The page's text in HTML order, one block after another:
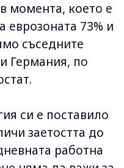
момента, което е
еврозоната 73% и
съседните
Германия, по
си е поставило
заетостта до
работна